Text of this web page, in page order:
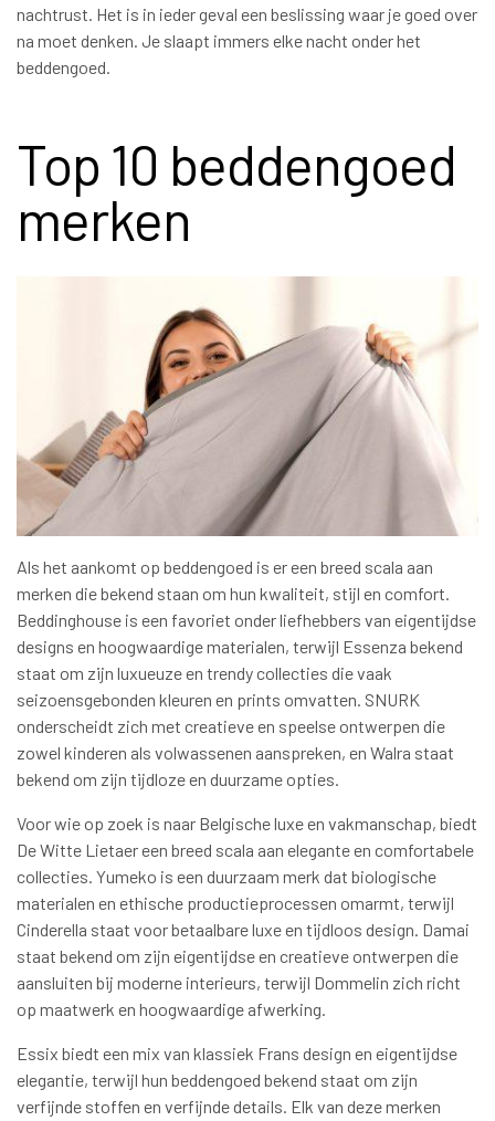
nachtrust. Het is in ieder geval een beslissing waar je goed over
na moet denken. Je slaapt immers elke nacht onder het
beddengoed.
Top 10 beddengoed
merken
Als het aankomt op beddengoed is er een breed scala aan
merken die bekend staan om hun kwaliteit, stijl en comfort.
Beddinghouse is een favoriet onder liefhebbers van eigentijdse
designs en hoogwaardige materialen, terwijl Essenza bekend
staat om zijn luxueuze en trendy collecties die vaak
seizoensgebonden kleuren en prints omvatten. SNURK
onderscheidt zich met creatieve en speelse ontwerpen die
zowel kinderen als volwassenen aanspreken, en Walra staat
bekend om zijn tijdloze en duurzame opties.
Voor wie op zoek is naar Belgische luxe en vakmanschap, biedt
De Witte Lietaer een breed scala aan elegante en comfortabele
collecties. Yumeko is een duurzaam merk dat biologische
materialen en ethische productieprocessen omarmt, terwijl
Cinderella staat voor betaalbare luxe en tijdloos design. Damai
staat bekend om zijn eigentijdse en creatieve ontwerpen die
aansluiten bij moderne interieurs, terwijl Dommelin zich richt
op maatwerk en hoogwaardige afwerking.
Essix biedt een mix van klassiek Frans design en eigentijdse
elegantie, terwijl hun beddengoed bekend staat om zijn
verfijnde stoffen en verfijnde details. Elk van deze merken